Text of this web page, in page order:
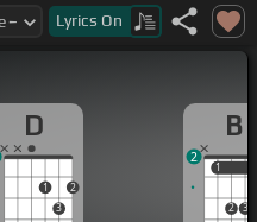
Lyrics On
D
1
3
2
B
1
2 3
1
2